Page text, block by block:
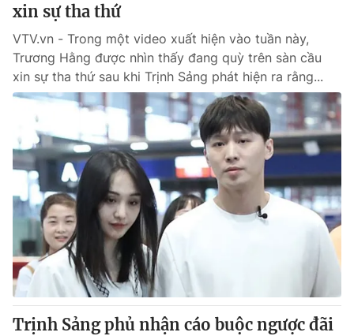
Liên hệ tòa soạn English
THỜI BÁO VTV
Theo dõi báo trên
Cơ quan chủ quản: Đài Truyền hình Việt Nam
Cơ quan báo chí:
Thời báo VTV
Giấy phép hoạt động báo in và báo điện tử số 483/GP-BTTTT
cấp ngày 29/12/2023
Tổng Biên tập:Vũ Thanh Thủy
xin sự tha thứ
VTV.vn - Trong một video xuất hiện vào tuần này,
Trương Hằng được nhìn thấy đang quỳ trên sàn cầu
xin sự tha thứ sau khi Trịnh Sảng phát hiện ra rằng...
Trịnh Sảng phủ nhận cáo buộc ngược đãi